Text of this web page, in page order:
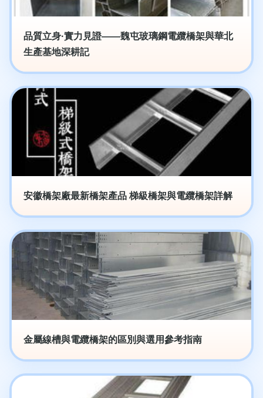
品質立身·實力見證——魏屯玻璃鋼電纜橋架與華北
生產基地深耕記
安徽橋架廠最新橋架產品 梯級橋架與電纜橋架詳解
金屬線槽與電纜橋架的區別與選用參考指南